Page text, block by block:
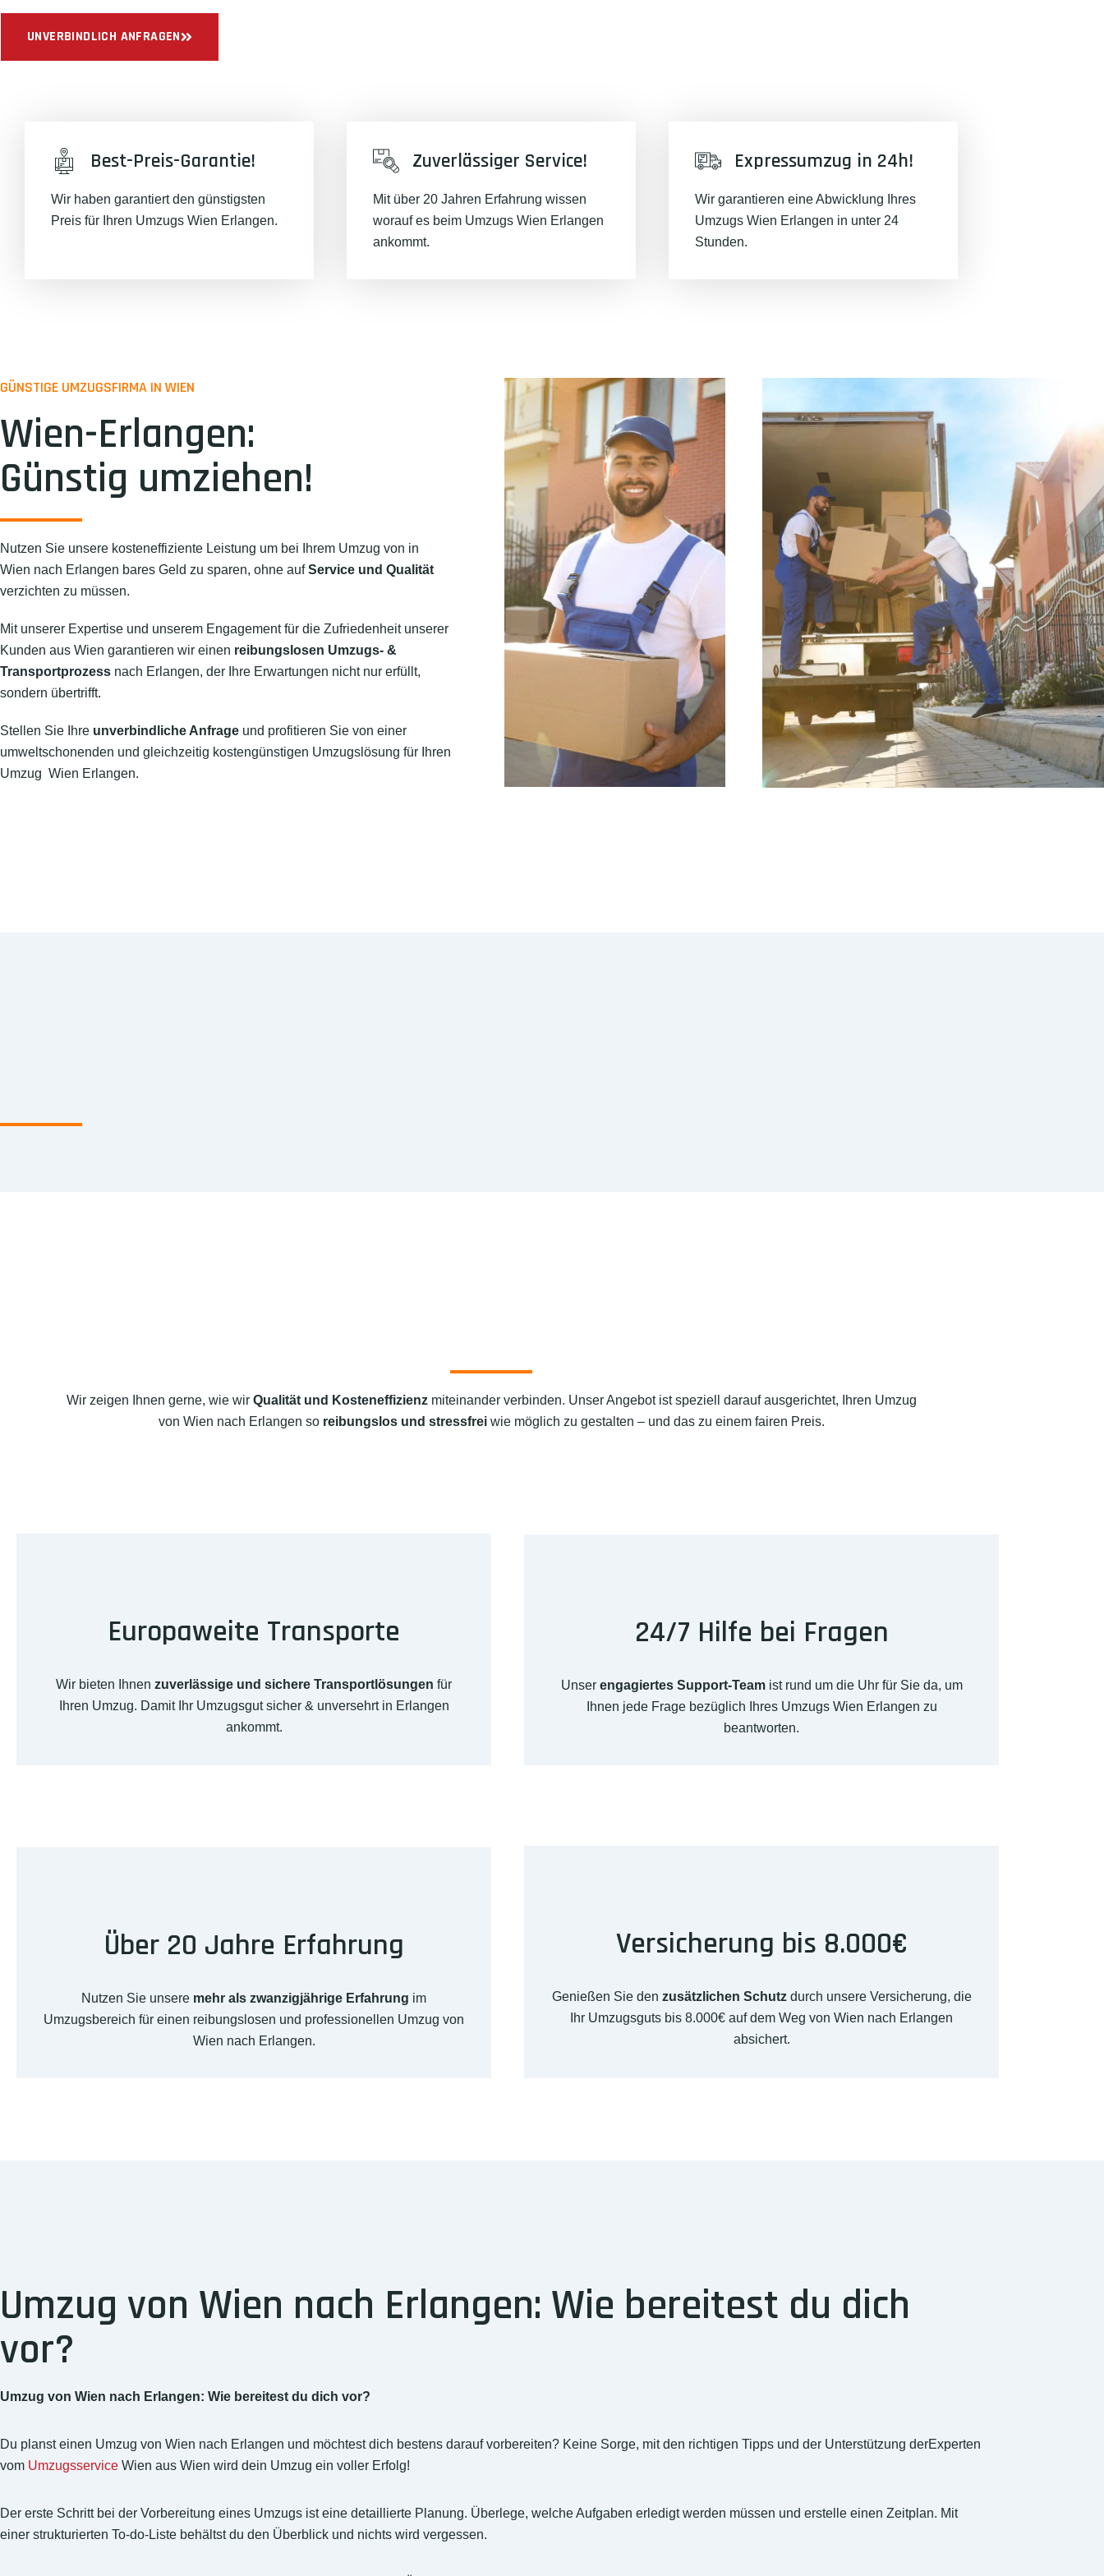
UNVERBINDLICH ANFRAGEN
Best-Preis-Garantie!
Wir haben garantiert den günstigsten
Preis für Ihren Umzugs Wien Erlangen.
Zuverlässiger Service!
Mit über 20 Jahren Erfahrung wissen
worauf es beim Umzugs Wien Erlangen
ankommt.
Expressumzug in 24h!
Wir garantieren eine Abwicklung Ihres
Umzugs Wien Erlangen in unter 24
Stunden.
GÜNSTIGE UMZUGSFIRMA IN WIEN
Wien-Erlangen:
Günstig umziehen!
Nutzen Sie unsere kosteneffiziente Leistung um bei Ihrem Umzug von in
Wien nach Erlangen bares Geld zu sparen, ohne aufService und Qualität
verzichten zu müssen.
Mit unserer Expertise und unserem Engagement für die Zufriedenheit unserer
Kunden aus Wien garantieren wir einen reibungslosen Umzugs- &
Transportprozess nach Erlangen, der Ihre Erwartungen nicht nur erfüllt,
sondern übertrifft.
Stellen Sie Ihre unverbindliche Anfrage und profitieren Sie von einer
umweltschonenden und gleichzeitig kostengünstigen Umzugslösung für Ihren
Umzug Wien Erlangen.
Wir zeigen Ihnen gerne, wie wir Qualität und Kosteneffizienzmiteinander verbinden. Unser Angebot ist speziell darauf ausgerichtet, Ihren Umzug
von Wien nach Erlangen so reibungslos und stressfreiwie möglich zu gestalten – und das zu einem fairen Preis.
Europaweite Transporte
Wir bieten Ihnen zuverlässige und sichere Transportlösungen für
Ihren Umzug. Damit Ihr Umzugsgut sicher & unversehrt in Erlangen
ankommt.
24/7 Hilfe bei Fragen
Unser engagiertes Support-Teamist rund um die Uhr für Sie da, um
Ihnen jede Frage bezüglich Ihres Umzugs Wien Erlangen zu
beantworten.
Über 20 Jahre Erfahrung
Nutzen Sie unsere mehr als zwanzigjährige Erfahrung im
Umzugsbereich für einen reibungslosen und professionellen Umzug von
Wien nach Erlangen.
Versicherung bis 8.000€
Genießen Sie den zusätzlichen Schutzdurch unsere Versicherung, die
Ihr Umzugsguts bis 8.000€ auf dem Weg von Wien nach Erlangen
absichert.
Umzug von Wien nach Erlangen: Wie bereitest du dich
vor?
Umzug von Wien nach Erlangen: Wie bereitest du dich vor?
Du planst einen Umzug von Wien nach Erlangen und möchtest dich bestens darauf vorbereiten? Keine Sorge, mit den richtigen Tipps und der Unterstützung derExperten
vom Umzugsservice Wien aus Wien wird dein Umzug ein voller Erfolg!
Der erste Schritt bei der Vorbereitung eines Umzugs ist eine detaillierte Planung. Überlege, welche Aufgaben erledigt werden müssen und erstelle einen Zeitplan. Mit
einer strukturierten To-do-Liste behältst du den Überblick und nichts wird vergessen.